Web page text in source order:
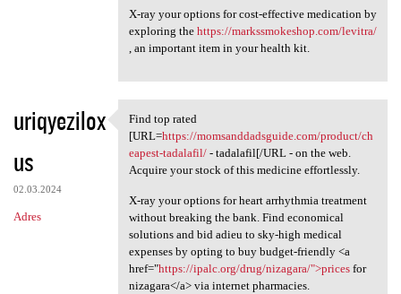
X-ray your options for cost-effective medication by
exploring the https://markssmokeshop.com/levitra/
, an important item in your health kit.
uriqyezilox
us
02.03.2024
Adres
Find top rated [URL=https:/
Find top rated
[URL=https://momsanddadsguide.com/product/ch
eapest-tadalafil/- tadalafil[/URL - on the web.
Acquire your stock of this medicine effortlessly.
X-ray your options for heart arrhythmia treatment
without breaking the bank. Find economical
solutions and bid adieu to sky-high medical
expenses by opting to buy budget-friendly <a
href="https://ipalc.org/drug/nizagara/">pricesfor
nizagara</a> via internet pharmacies.